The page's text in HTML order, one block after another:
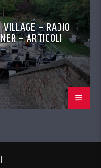
VILLAGE – RADIO
– ARTICOLI